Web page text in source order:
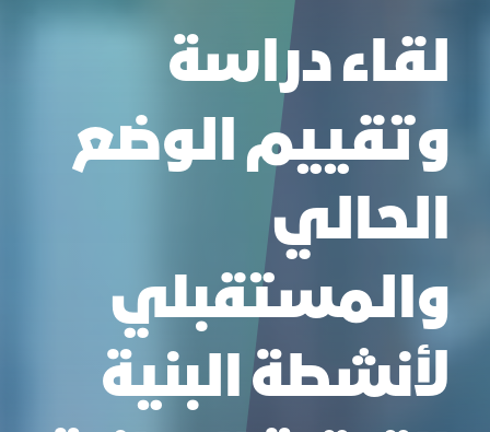
لقاء دراسة
وتقييم الوضع
الحالي
والمستقبلي
لأنشطة البنية